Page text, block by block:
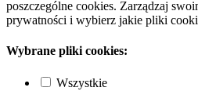
poszczególne cookies. Zarządzaj
prywatności i wybierz jakie pliki
Wybrane pliki cookies:
Wszystkie